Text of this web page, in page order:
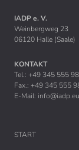
IADP e. V.
Weinbergweg 23
06120 Halle (Saale)
KONTAKT
Tel.: +49 345 555
Fax.: +49 345 555
E-Mail: info@iadp.eu
START